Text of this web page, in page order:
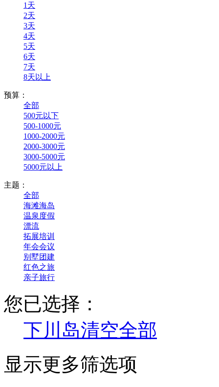
1天
2天
3天
4天
5天
6天
7天
8天以上
预算：
全部
500元以下
500-1000元
1000-2000元
2000-3000元
3000-5000元
5000元以上
主题：
全部
海滩海岛
温泉度假
漂流
拓展培训
年会会议
别墅团建
红色之旅
亲子旅行
您已选择：
下川岛清空全部
显示更多筛选项